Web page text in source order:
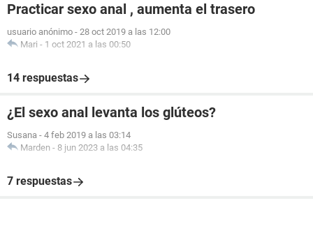
Practicar sexo anal , aumenta el trasero
usuario anónimo - 28 oct 2019 a las 12:00
Mari - 1 oct 2021 a las 00:50
14 respuestas
¿El sexo anal levanta los glúteos?
Susana - 4 feb 2019 a las 03:14
Marden - 8 jun 2023 a las 04:35
7 respuestas